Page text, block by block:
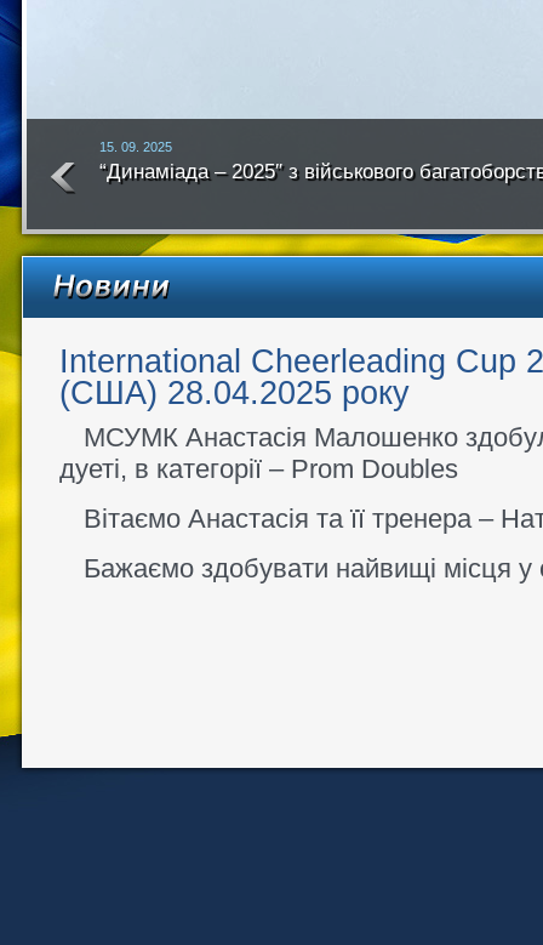
15. 09. 2025
“Динаміада – 2025″ з військового
року
International Cheerleading Cup
(США) 28.04.2025 року
МСУМК Анастасія Малошенко
дуеті, в категорії – Prom Doubles
Вітаємо Анастасія та її тренера –
Бажаємо здобувати найвищі місця у